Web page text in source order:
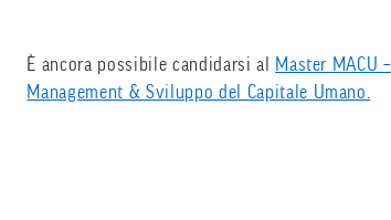
È ancora possibile candidarsi al
Master MACU –
Management & Sviluppo del Capitale Umano.